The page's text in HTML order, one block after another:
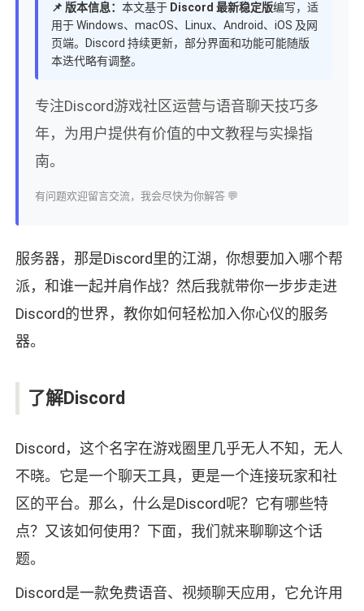
📌 版本信息： 本文基于 Discord 最新稳定版编写，适
用于 Windows、macOS、Linux、Android、iOS 及网
页端。Discord 持续更新，部分界面和功能可能随版
本迭代略有调整。
专注Discord游戏社区运营与语音聊天技巧多
年，为用户提供有价值的中文教程与实操指
南。
有问题欢迎留言交流，我会尽快为你解答 💬
服务器，那是Discord里的江湖，你想要加入哪个帮
派，和谁一起并肩作战？然后我就带你一步步走进
Discord的世界，教你如何轻松加入你心仪的服务
器。
了解Discord
Discord，这个名字在游戏圈里几乎无人不知，无人
不晓。它是一个聊天工具，更是一个连接玩家和社
区的平台。那么，什么是Discord呢？它有哪些特
点？又该如何使用？下面，我们就来聊聊这个话
题。
Discord是一款免费语音、视频聊天应用，它允许用